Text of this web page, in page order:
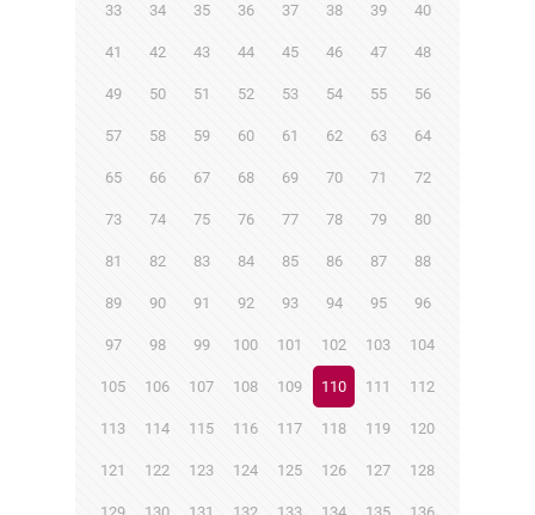
33 34 35 36 37 38 39 40
41 42 43 44 45 46 47 48
49 50 51 52 53 54 55 56
57 58 59 60 61 62 63 64
65 66 67 68 69 70 71 72
73 74 75 76 77 78 79 80
81 82 83 84 85 86 87 88
89 90 91 92 93 94 95 96
97 98 99 100 101 102 103 104
105 106 107 108 109 110 111 112
113 114 115 116 117 118 119 120
121 122 123 124 125 126 127 128